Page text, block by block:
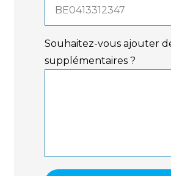
Souhaitez-vous ajouter
supplémentaires ?